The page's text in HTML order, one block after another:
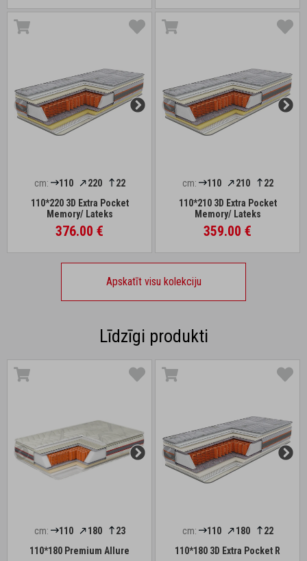
cm: 110 220
22
110*220 3D Extra Pocket
Memory/ Lateks
376.00 €
cm: 110 210
22
110*210 3D Extra Pocket
Memory/ Lateks
359.00 €
Apskatīt visu kolekciju
Līdzīgi produkti
cm: 110 180
23
110*180 Premium Allure
cm: 110 180
22
110*180 3D Extra Pocket R